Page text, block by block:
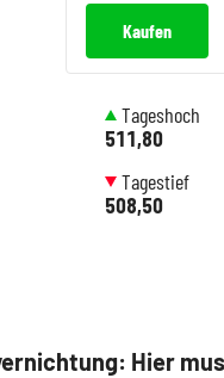
Kaufen
Tageshoch
511,80
Tagestief
508,50
Hier